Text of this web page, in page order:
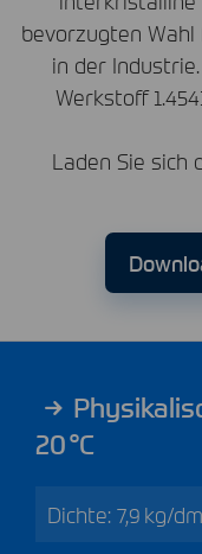
bevorzugten
in der
Werkstoff
Laden Sie sich
20 °C
Dichte: 7,9 kg/